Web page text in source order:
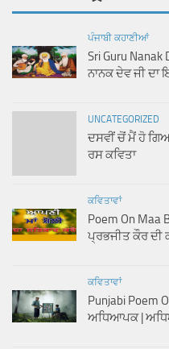
ਪੰਜਾਬੀ ਕਹਾਣੀਆਂ
Sri Guru Nanak
ਨਾਨਕ ਦੇਵ ਜੀ ਦਾ
UNCATEGORIZED
ਦਸਵੀਂ ਚੋਂ ਮੈਂ ਹੋ
ਰਸ ਕਵਿਤਾ
ਕਵਿਤਾਵਾਂ
Poem On Maa
ਪ੍ਰਭਜੀਤ ਕੌਰ ਦੀ
ਕਵਿਤਾਵਾਂ
Punjabi Poem
ਅਧਿਆਪਕ |